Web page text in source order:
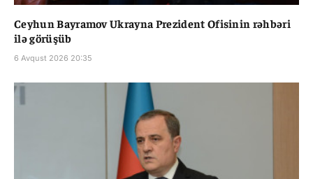
Ceyhun Bayramov Ukrayna Prezident Ofisinin rəhbəri
ilə görüşüb
6 Avqust 2026 20:35